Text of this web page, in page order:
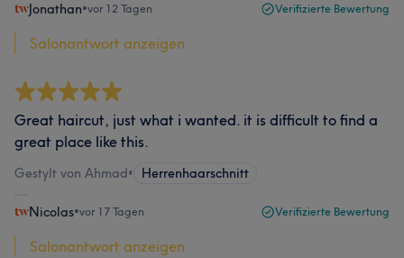
Jonathan•vor 12 Tagen Verifizierte Bewertung
Salonantwort anzeigen
Great haircut, just what i wanted. it is difficult to find a
great place like this.
Gestylt von Ahmad• Herrenhaarschnitt
Nicolas•vor 17 Tagen Verifizierte Bewertung
Salonantwort anzeigen